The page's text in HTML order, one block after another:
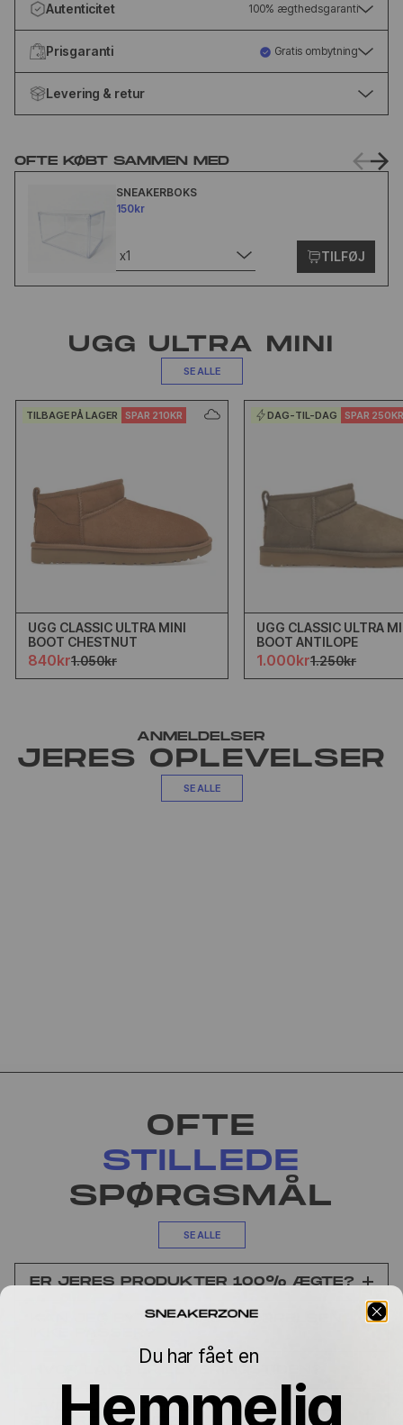
Autenticitet 100% ægthedsgaranti
Prisgaranti Gratis ombytning
Levering & retur
OFTE KØBT SAMMEN MED
SNEAKERBOKS
150kr
x1 TILFØJ
UGG ULTRA MINI
SE ALLE
TILBAGE PÅ LAGER SPAR 210KR
UGG CLASSIC ULTRA MINI
BOOT CHESTNUT
840kr1.050kr
DAG-TIL-DAG SPAR
UGG CLASSIC ULTRA
BOOT ANTILOPE
1.000kr1.250kr
ANMELDELSER
JERES OPLEVELSER
SE ALLE
OFTE
STILLEDE
SPØRGSMÅL
SE ALLE
ER JERES PRODUKTER 100% ÆGTE?
KAN JEG BYTTE, HVIS STØRRELSEN
HVORFOR VARIERER PRISEN MELLEM
STØRRELSERNE?
Du har fået en
Hemmelig